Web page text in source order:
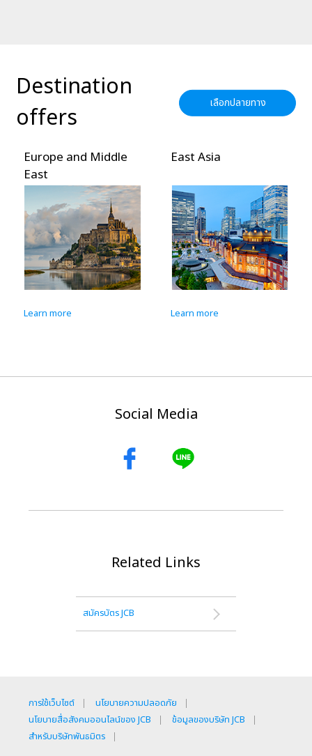
Destination
offers
เลือกปลายทาง
Europe and Middle
East
Learn more
East Asia
Learn more
Social Media
Related Links
สมัครบัตร JCB
การใช้เว็บไซต์
นโยบายความปลอดภัย
นโยบายสื่อสังคมออนไลน์ของ JCB
ข้อมูลของบริษัท JCB
สำหรับบริษัทพันธมิตร